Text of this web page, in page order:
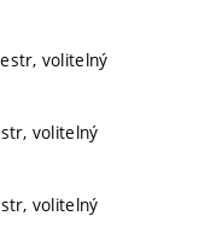
volitelný
volitelný
volitelný